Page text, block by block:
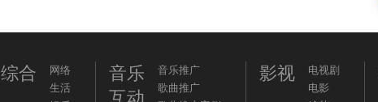
影视
电视剧
电影
音乐
互动
音乐推广
歌曲推广
综合
网络
生活